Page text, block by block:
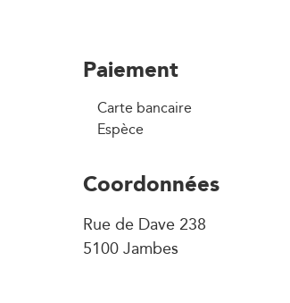
Paiement
Carte bancaire
Espèce
Coordonnées
Rue de Dave 238
5100 Jambes